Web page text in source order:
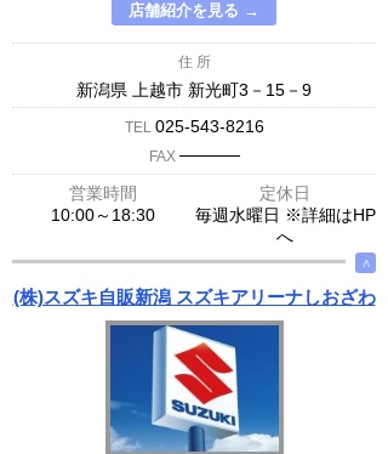
店舗紹介を見る →
住 所
新潟県 上越市 新光町3－15－9
TEL 025-543-8216
FAX ─────
営業時間
定休日
10:00～18:30
毎週水曜日 ※詳細はHP
へ
∧
(株)スズキ自販新潟 スズキアリーナしおざわ